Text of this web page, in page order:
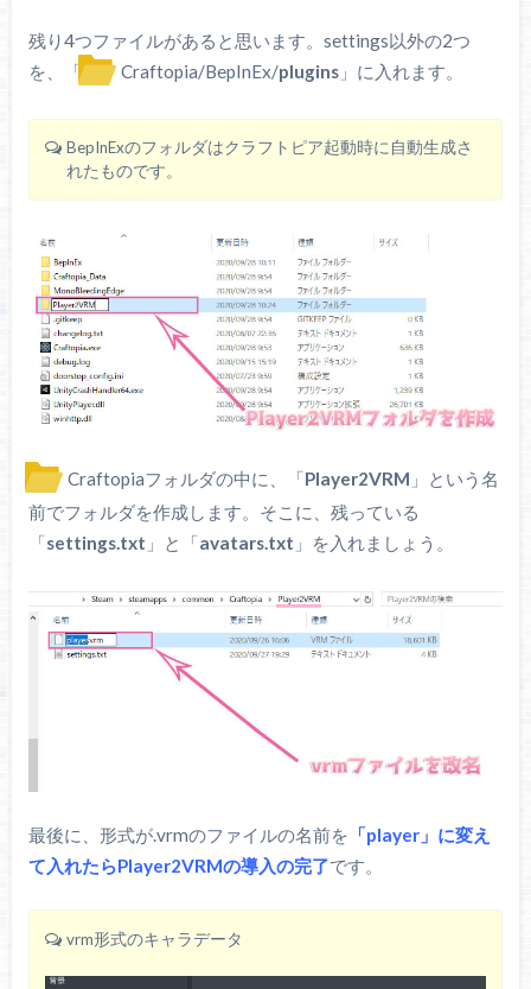
残り4つファイルがあると思います。settings以外の2つ
を、「
Craftopia/BepInEx/plugins」に入れます。
BepInExのフォルダはクラフトピア起動時に自動生成さ
れたものです。
Craftopiaフォルダの中に、「Player2VRM 」という名
前でフォルダを作成します。そこに、残っている
「settings.txt 」と「avatars.txt 」を入れましょう。
最後に、形式が.vrmのファイルの名前を 「player」に変え
て入れたらPlayer2VRMの導入の完了です。
vrm形式のキャラデータ